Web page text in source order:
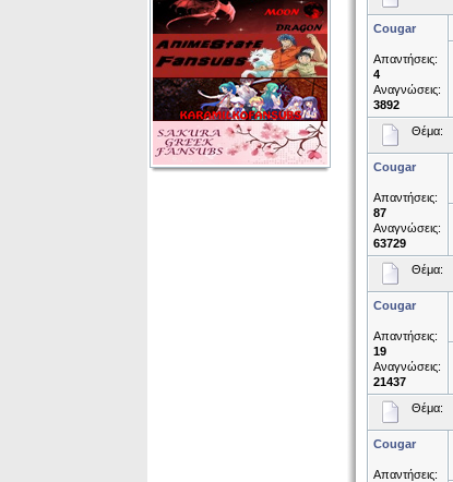
Cougar
Απαντήσεις:
4
Αναγνώσεις:
3892
Θέμα:
Cougar
Απαντήσεις:
87
Αναγνώσεις:
63729
Θέμα:
Cougar
Απαντήσεις:
19
Αναγνώσεις:
21437
Θέμα:
Cougar
Απαντήσεις: